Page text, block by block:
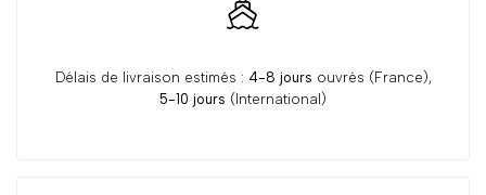
Délais de livraison estimés : 4-8 jours ouvrés (France),
5-10 jours (International)